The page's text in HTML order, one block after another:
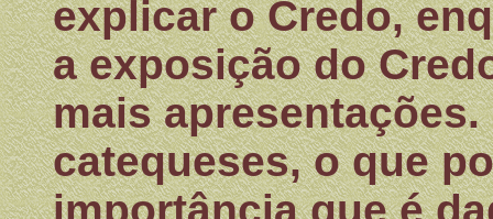
explicar o Credo,
a exposição do
mais
catequeses, o que